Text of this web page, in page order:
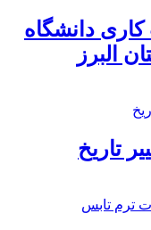
دانشگاه
البرز
تاریخ